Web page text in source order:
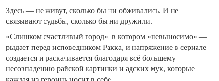
Здесь — не живут, сколько бы ни обживались. И не
связывают судьбы, сколько бы ни дружили.
«Слишком счастливый город», в котором «невыносимо» —
рыдает перед исповедником Ракка, и напряжение в сериале
создается и раскачивается благодаря всё большему
несовпадению райской картинки и адских мук, которые